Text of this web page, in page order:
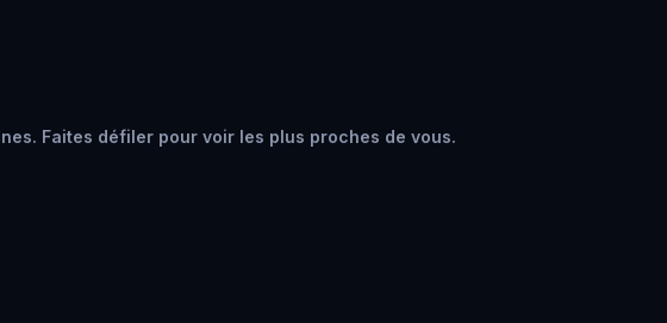
Faites défiler pour voir les plus proches de vous.